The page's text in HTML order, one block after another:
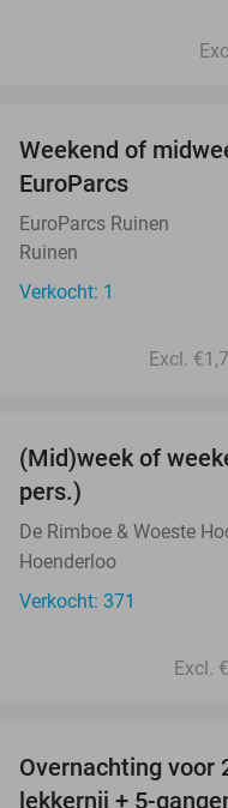
Weekend of
EuroParcs
EuroParcs Ruinen
Ruinen
Verkocht: 1
Excl.
(Mid)week of
pers.)
De Rimboe & Woeste
Hoenderloo
Verkocht: 371
Excl.
Overnachting voor
lekkernij + 5-